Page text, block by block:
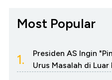
Most Popular
1.
Presiden AS Ingin
Urus Masalah di Luar